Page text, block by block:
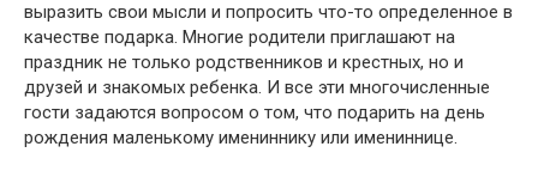
выразить свои мысли и попросить что-то определенное в
качестве подарка. Многие родители приглашают на
праздник не только родственников и крестных, но и
друзей и знакомых ребенка. И все эти многочисленные
гости задаются вопросом о том, что подарить на день
рождения маленькому имениннику или имениннице.